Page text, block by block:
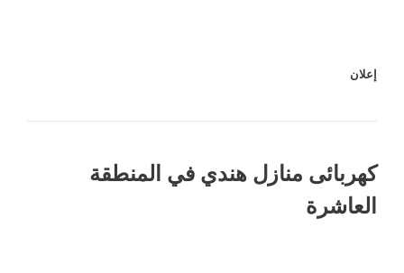
إعلان
كهربائى منازل هندي في المنطقة
العاشرة